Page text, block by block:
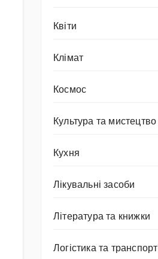
Квіти
Клімат
Космос
Культура та мистецтво
Кухня
Лікувальні засоби
Література та книжки
Логістика та транспорт